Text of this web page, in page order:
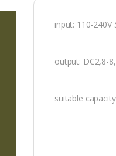
input: 110-240V
output: DC2,8-
suitable